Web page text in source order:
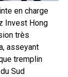
en charge
Invest Hong
très
asseyant
tremplin
Sud